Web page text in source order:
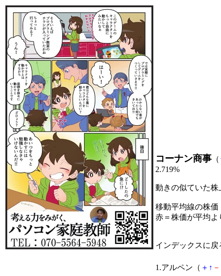
コーナン商事 （
2.719%
動きの似ていた
移動平均線の株価
赤＝株価が平均
インデックスに戻
1.アルペン（ ＋ ↑ －